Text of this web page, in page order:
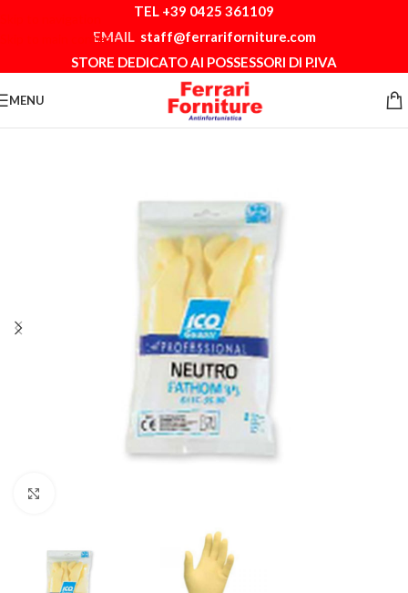
Skip to main content
TEL +39 0425 361109
EMAIL staff@ferrariforniture.com
STORE DEDICATO AI POSSESSORI DI P.IVA
MENU